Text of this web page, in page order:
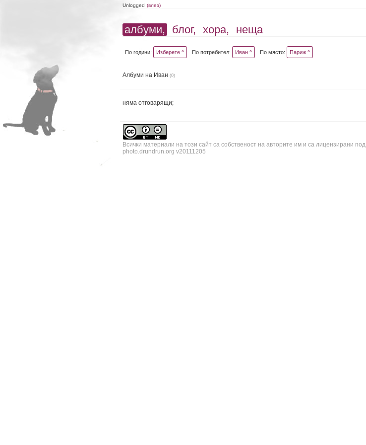
Unlogged (влез)
албуми, блог, хора, неща
По години: Изберете ^ По потребител: Иван ^ По място: Париж ^
Албуми на Иван (0)
няма отговарящи;
Всички материали на този сайт са собственост на авторите им и са лицензирани под
photo.drundrun.org v20111205